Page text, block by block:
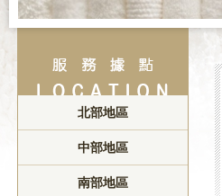
北部地區
中部地區
南部地區